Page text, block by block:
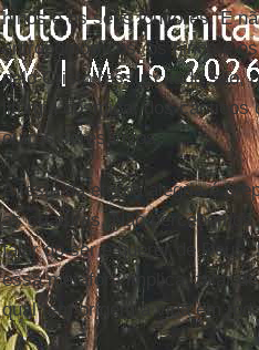
hinos e os seus louvores. E
antropomórficos: os hinos e
pelo Cristo ressuscitado são,
liturgia cósmica, dos cânticos
outros seres vivos.
A festa da eterna alegria é
as criaturas. Não
falar do ser e querer de Deus.
essa metáfora implica, falar
qual tem origem a vida em